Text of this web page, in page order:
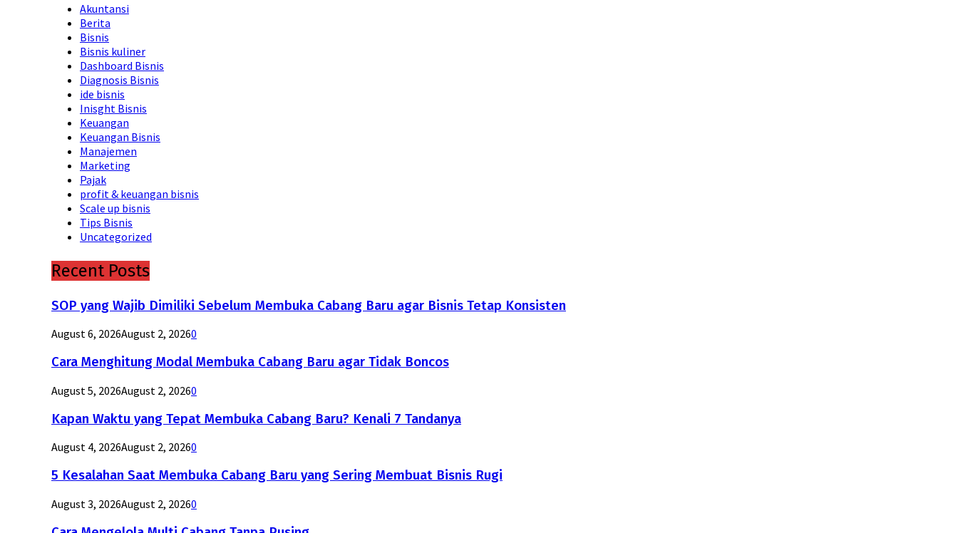
Akuntansi
Berita
Bisnis
Bisnis kuliner
Dashboard Bisnis
Diagnosis Bisnis
ide bisnis
Inisght Bisnis
Keuangan
Keuangan Bisnis
Manajemen
Marketing
Pajak
profit & keuangan bisnis
Scale up bisnis
Tips Bisnis
Uncategorized
Recent Posts
SOP yang Wajib Dimiliki Sebelum Membuka Cabang Baru agar Bisnis Tetap Konsisten
August 6, 2026August 2, 20260
Cara Menghitung Modal Membuka Cabang Baru agar Tidak Boncos
August 5, 2026August 2, 20260
Kapan Waktu yang Tepat Membuka Cabang Baru? Kenali 7 Tandanya
August 4, 2026August 2, 20260
5 Kesalahan Saat Membuka Cabang Baru yang Sering Membuat Bisnis Rugi
August 3, 2026August 2, 20260